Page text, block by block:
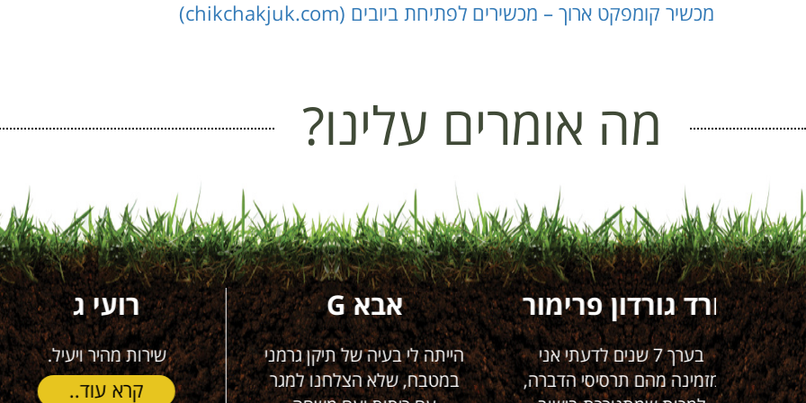
מכשיר קומפקט ארוך – מכשירים לפתיחת ביובים (chikchakjuk.com)
מה אומרים עלינו?
אני
הדברה,
אבא G
הייתה לי בעיה של תיקן גרמני
במטבח, שלא הצלחנו למגר
רועי ג
שירות מהיר ויעיל.
קרא עוד..
נתן דוב
שרות מעולה אמין
בטוח שאזמין כל פעם